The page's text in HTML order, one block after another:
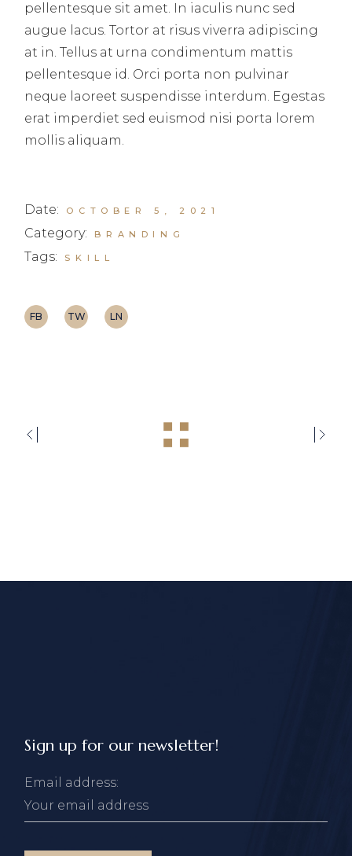
pellentesque sit amet. In iaculis nunc sed
augue lacus. Tortor at risus viverra adipiscing
at in. Tellus at urna condimentum mattis
pellentesque id. Orci porta non pulvinar
neque laoreet suspendisse interdum. Egestas
erat imperdiet sed euismod nisi porta lorem
mollis aliquam.
Date: OCTOBER 5, 2021
Category: BRANDING
Tags: SKILL
FB TW LN
Sign up for our newsletter!
Email address: